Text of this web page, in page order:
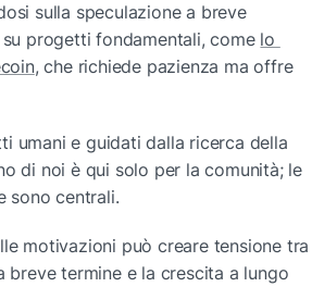
sulla speculazione a breve
progetti fondamentali, come lo
, che richiede pazienza ma offre
umani e guidati dalla ricerca della
di noi è qui solo per la comunità; le
sono centrali.
motivazioni può creare tensione tra
breve termine e la crescita a lungo